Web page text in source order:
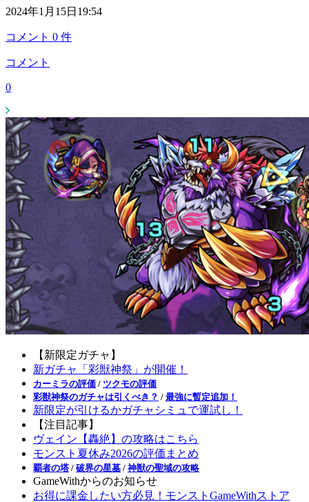
2024年1月15日19:54
コメント 0 件
コメント
0
【新限定ガチャ】
新ガチャ「彩獣神祭」が開催！
カーミラの評価 / ツクモの評価
彩獣神祭のガチャは引くべき？ / 最強に暫定追加！
新限定が引けるかガチャシミュで運試し！
【注目記事】
ヴェイン【轟絶】の攻略はこちら
モンスト夏休み2026の評価まとめ
覇者の塔 / 破界の星墓 / 神獣の聖域の攻略
GameWithからのお知らせ
お得に課金したい方必見！モンストGameWithストア